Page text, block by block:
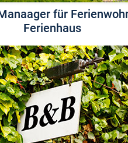
für
Ferienhaus